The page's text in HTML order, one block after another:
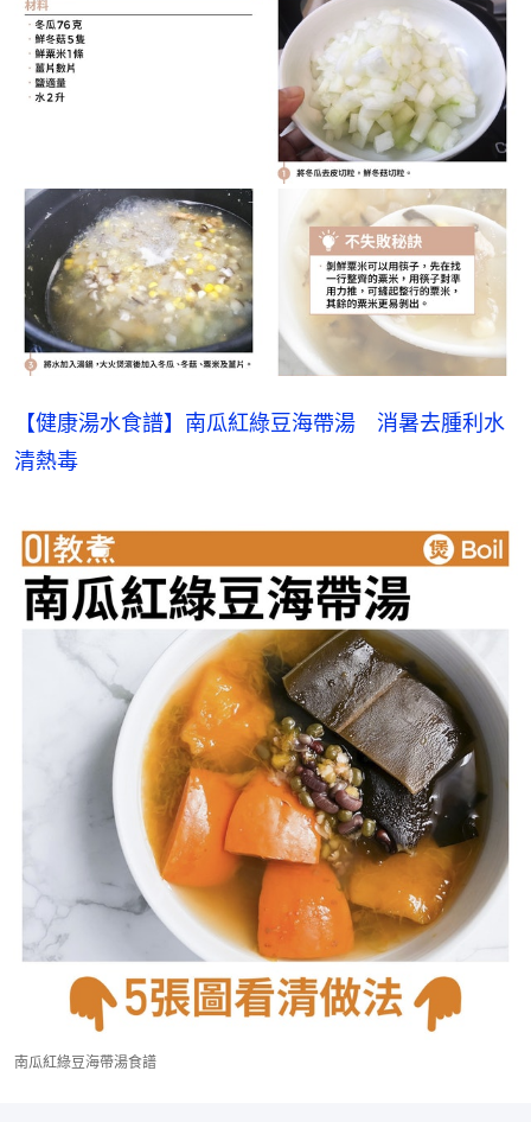
【健康湯水食譜】南瓜紅綠豆海帶湯　消暑去腫利水
清熱毒
南瓜紅綠豆海帶湯食譜